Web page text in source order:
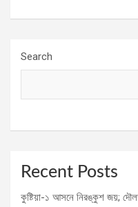
Search
Recent Posts
কুষ্টিয়া-১ আসনে নিরঙ্কুশ জয়;